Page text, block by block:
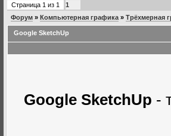
Страница 1 из 1
1
Форум » Компьютерная графика » Трёхмерная
Google SketchUp
Google SketchUp -